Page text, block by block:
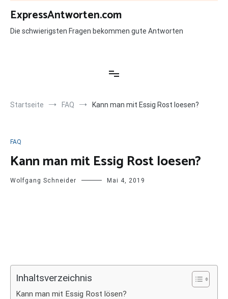
Zum
Inhalt
springen
ExpressAntworten.com
Die schwierigsten Fragen bekommen gute Antworten
Startseite FAQ Kann man mit Essig Rost loesen?
FAQ
Kann man mit Essig Rost loesen?
Wolfgang Schneider Mai 4, 2019
Inhaltsverzeichnis
Kann man mit Essig Rost lösen?